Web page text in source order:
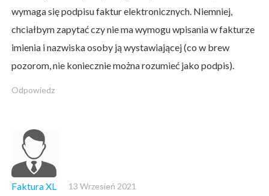
wymaga się podpisu faktur elektronicznych. Niemniej,
chciałbym zapytać czy nie ma wymogu wpisania w fakturze
imienia i nazwiska osoby ją wystawiającej (co w brew
pozorom, nie koniecznie można rozumieć jako podpis).
Odpowiedz
Faktura XL 13 Wrzesień 2021